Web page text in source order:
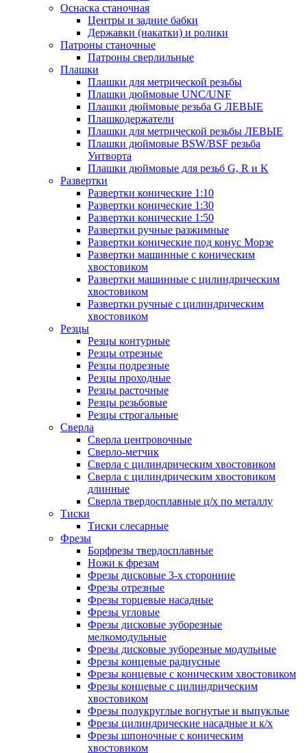
Оснаска станочная
Центры и задние бабки
Державки (накатки) и ролики
Патроны станочные
Патроны сверлильные
Плашки
Плашки для метрической резьбы
Плашки дюймовые UNC/UNF
Плашки дюймовые резьба G ЛЕВЫЕ
Плашкодержатели
Плашки для метрической резьбы ЛЕВЫЕ
Плашки дюймовые BSW/BSF резьба
Уитворта
Плашки дюймовые для резьб G, R и K
Развертки
Развертки конические 1:10
Развертки конические 1:30
Развертки конические 1:50
Развертки ручные разжимные
Развертки конические под конус Морзе
Развертки машинные с коническим
хвостовиком
Развертки машинные с цилиндрическим
хвостовиком
Развертки ручные с цилиндрическим
хвостовиком
Резцы
Резцы контурные
Резцы отрезные
Резцы подрезные
Резцы проходные
Резцы расточные
Резцы резьбовые
Резцы строгальные
Сверла
Сверла центровочные
Сверло-метчик
Сверла с цилиндрическим хвостовиком
Сверла с цилиндрическим хвостовиком
длинные
Сверла твердосплавные ц/х по металлу
Тиски
Тиски слесарные
Фрезы
Борфрезы твердосплавные
Ножи к фрезам
Фрезы дисковые 3-х сторонние
Фрезы отрезные
Фрезы торцевые насадные
Фрезы угловые
Фрезы дисковые зуборезные
мелкомодульные
Фрезы дисковые зуборезные модульные
Фрезы концевые радиусные
Фрезы концевые с коническим хвостовиком
Фрезы концевые с цилиндрическим
хвостовиком
Фрезы полукруглые вогнутые и выпуклые
Фрезы цилиндрические насадные и к/х
Фрезы шпоночные с коническим
хвостовиком